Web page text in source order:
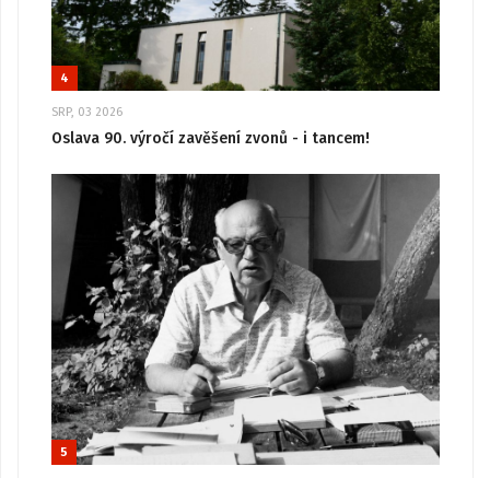
4
SRP, 03 2026
Oslava 90. výročí zavěšení zvonů - i tancem!
5